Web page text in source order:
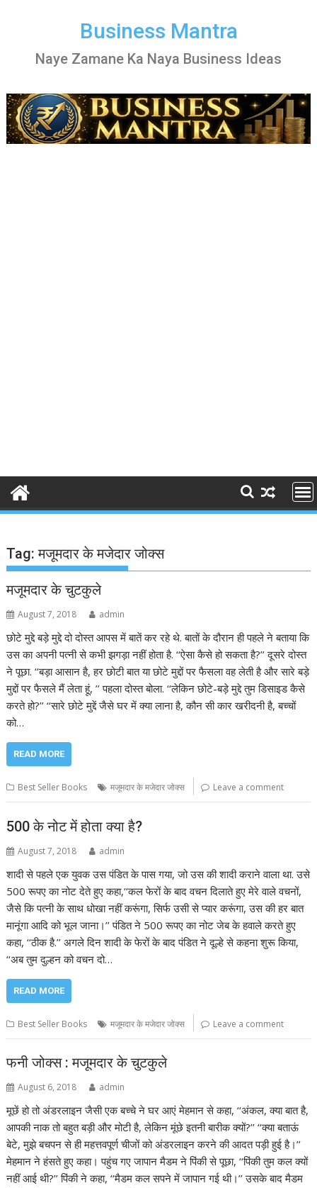
Business Mantra
Naye Zamane Ka Naya Business Ideas
Tag:मजूमदार के मजेदार जोक्स
मजूमदार के चुटकुले
August 7, 2018 admin
छोटे मुद्दे बड़े मुद्दे दो दोस्त आपस में बातें कर रहे थे. बातों के दौरान ही पहले ने बताया कि
उस का अपनी पत्नी से कभी झगड़ा नहीं होता है. ‘‘ऐसा कैसे हो सकता है?’’ दूसरे दोस्त
ने पूछा. ‘‘बड़ा आसान है, हर छोटी बात या छोटे मुद्दों पर फैसला वह लेती है और सारे बड़े
मुद्दों पर फैसले मैं लेता हूं, ’’ पहला दोस्त बोला. ‘‘लेकिन छोटे-बड़े मुद्दे तुम डिसाइड कैसे
करते हो?’’ ‘‘सारे छोटे मुद्दें जैसे घर में क्या लाना है, कौन सी कार खरीदनी है, बच्चों
को…
READ MORE
Best Seller Books मजूमदार के मजेदार जोक्स Leave a comment
500 के नोट में होता क्या है?
August 7, 2018 admin
शादी से पहले एक युवक उस पंडित के पास गया, जो उस की शादी कराने वाला था. उसे
500 रूपए का नोट देते हुए कहा,‘‘कल फेरों के बाद वचन दिलाते हुए मेरे वाले वचनों,
जैसे कि पत्नी के साथ धोखा नहीं करूंगा, सिर्फ उसी से प्यार करूंगा, उस की हर बात
मानूंगा आदि को भूल जाना।’’ पंडित ने 500 रूपए का नोट जेब के हवाले करते हुए
कहा, ‘‘ठीक है.’’ अगले दिन शादी के फेरों के बाद पंडित ने दूल्हे से कहना शुरू किया,
‘‘अब तुम दुल्हन को वचन दो…
READ MORE
Best Seller Books मजूमदार के मजेदार जोक्स Leave a comment
फनी जोक्स : मजूमदार के चुटकुले
August 6, 2018 admin
मूछें हो तो अंडरलाइन जैसी एक बच्चे ने घर आएं मेहमान से कहा, ‘‘अंकल, क्या बात है,
आपकी नाक तो बहुत बड़ी और मोटी है, लेकिन मूंछे इतनी बारीक क्यों?’’ ‘‘क्या बताऊं
बेटे, मुझे बचपन से ही महत्तवपूर्ण चीजों को अंडरलाइन करने की आदत पड़ी हुई है।’’
मेहमान ने हंसते हुए कहा। पहुंच गए जापान मैडम ने पिंकी से पूछा, ‘‘पिंकी तुम कल क्यों
नहीं आई थी?’’ पिंकी ने कहा, ‘‘मैडम कल सपने में जापान गई थी।’’ उसके बाद मैडम